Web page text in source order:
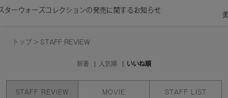
ションの発売に関するお知らせ
美容オイルで洗う
トップ > STAFF REVIEW
新着 人気順 いいね順
STAFF REVIEW MOVIE STAFF LIST